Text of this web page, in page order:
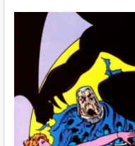
la
película
de
Clayface